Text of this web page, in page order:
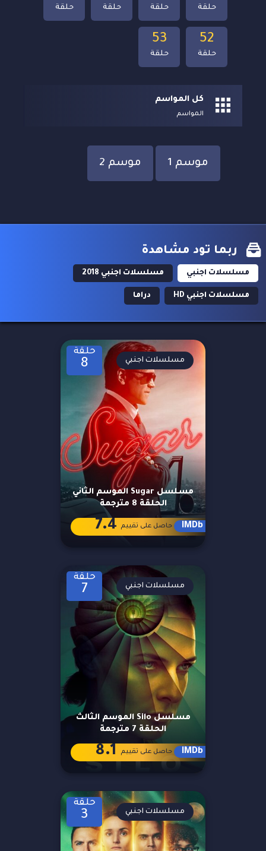
53
حلقة
52
حلقة
حلقة حلقة حلقة حلقة
كل المواسم
المواسم
موسم 1 موسم 2
ربما تود مشاهدة
مسلسلات اجنبي مسلسلات اجنبي 2018
مسلسلات اجنبي HD دراما
حلقة
8
مسلسل Sugar الموسم الثاني
الحلقة 8 مترجمة
مسلسلات اجنبي
IMDb حاصل على تقييم 7.4
حلقة
7
مسلسل Silo الموسم الثالث
الحلقة 7 مترجمة
مسلسلات اجنبي
IMDb حاصل على تقييم 8.1
حلقة
3 مسلسلات اجنبي